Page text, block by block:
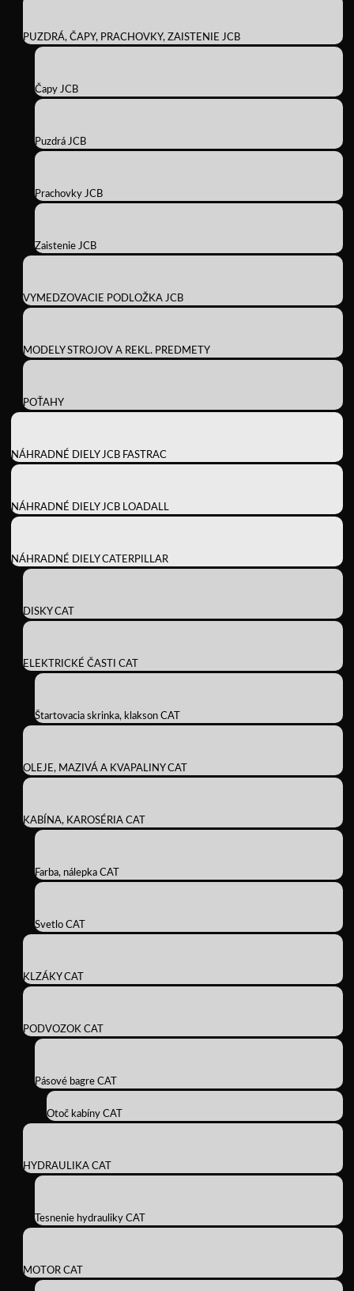
PUZDRÁ, ČAPY, PRACHOVKY, ZAISTENIE JCB
Čapy JCB
Puzdrá JCB
Prachovky JCB
Zaistenie JCB
VYMEDZOVACIE PODLOŽKA JCB
MODELY STROJOV A REKL. PREDMETY
POŤAHY
NÁHRADNÉ DIELY JCB FASTRAC
NÁHRADNÉ DIELY JCB LOADALL
NÁHRADNÉ DIELY CATERPILLAR
DISKY CAT
ELEKTRICKÉ ČASTI CAT
Štartovacia skrinka, klakson CAT
OLEJE, MAZIVÁ A KVAPALINY CAT
KABÍNA, KAROSÉRIA CAT
Farba, nálepka CAT
Svetlo CAT
KLZÁKY CAT
PODVOZOK CAT
Pásové bagre CAT
Otoč kabíny CAT
HYDRAULIKA CAT
Tesnenie hydrauliky CAT
MOTOR CAT